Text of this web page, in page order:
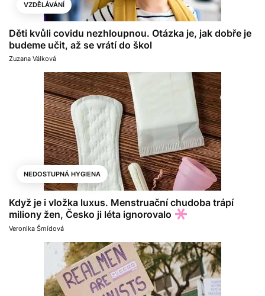
VZDĚLÁVÁNÍ
Děti kvůli covidu nezhloupnou. Otázka je, jak dobře je
budeme učit, až se vrátí do škol
Zuzana Válková
NEDOSTUPNÁ HYGIENA
Když je i vložka luxus. Menstruační chudoba trápí
miliony žen, Česko ji léta ignorovalo
Veronika Šmídová